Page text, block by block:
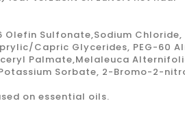
Sulfonate,Sodium
Capric Glycerides, PEG-60
Palmate,Melaleuca
Sorbate, 2-Bromo-2-
on essential oils.